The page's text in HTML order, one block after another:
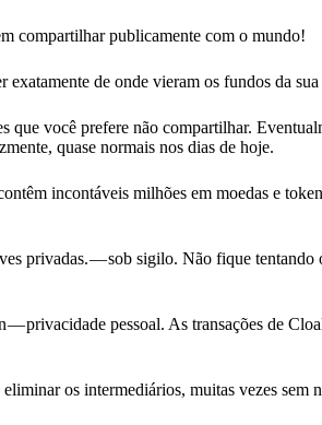
compartilhar publicamente com o mundo!
de onde vieram os fundos da
que você prefere não compartilhar.
quase normais nos dias de hoje.
incontáveis milhões em moedas e
privadas. — sob sigilo. Não fique tentando
privacidade pessoal. As transações de
os intermediários, muitas vezes sem